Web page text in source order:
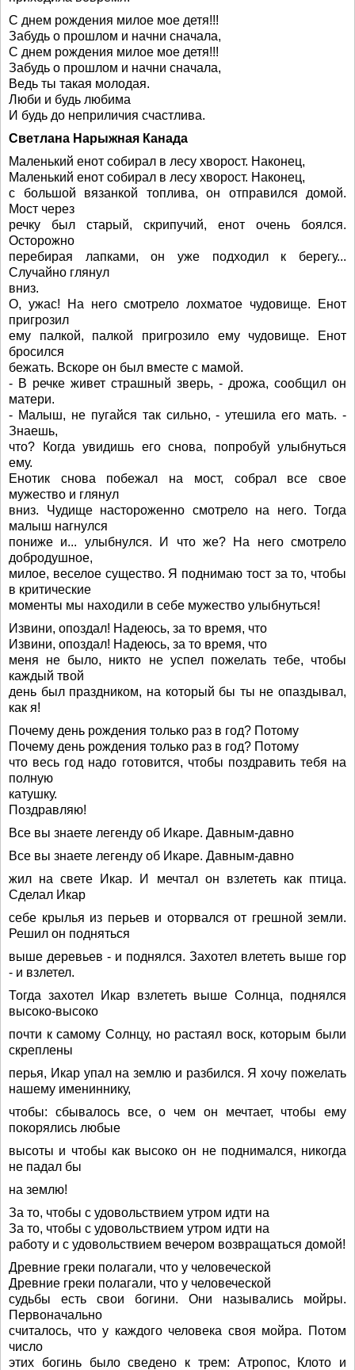
С днем рождения милое мое детя!!!
Забудь о прошлом и начни сначала,
С днем рождения милое мое детя!!!
Забудь о прошлом и начни сначала,
Ведь ты такая молодая.
Люби и будь любима
И будь до неприличия счастлива.
Светлана Нарыжная Канада
Маленький енот собирал в лесу хворост. Наконец,
Маленький енот собирал в лесу хворост. Наконец,
с большой вязанкой топлива, он отправился домой.
Мост через
речку был старый, скрипучий, енот очень боялся.
Осторожно
перебирая лапками, он уже подходил к берегу...
Случайно глянул
вниз.
О, ужас! На него смотрело лохматое чудовище. Енот
пригрозил
ему палкой, палкой пригрозило ему чудовище. Енот
бросился
бежать. Вскоре он был вместе с мамой.
- В речке живет страшный зверь, - дрожа, сообщил он
матери.
- Малыш, не пугайся так сильно, - утешила его мать. -
Знаешь,
что? Когда увидишь его снова, попробуй улыбнуться
ему.
Енотик снова побежал на мост, собрал все свое
мужество и глянул
вниз. Чудище настороженно смотрело на него. Тогда
малыш нагнулся
пониже и... улыбнулся. И что же? На него смотрело
добродушное,
милое, веселое существо. Я поднимаю тост за то, чтобы
в критические
моменты мы находили в себе мужество улыбнуться!
Извини, опоздал! Надеюсь, за то время, что
Извини, опоздал! Надеюсь, за то время, что
меня не было, никто не успел пожелать тебе, чтобы
каждый твой
день был праздником, на который бы ты не опаздывал,
как я!
Почему день рождения только раз в год? Потому
Почему день рождения только раз в год? Потому
что весь год надо готовится, чтобы поздравить тебя на
полную
катушку.
Поздравляю!
Все вы знаете легенду об Икаре. Давным-давно
Все вы знаете легенду об Икаре. Давным-давно
жил на свете Икар. И мечтал он взлететь как птица.
Сделал Икар
себе крылья из перьев и оторвался от грешной земли.
Решил он подняться
выше деревьев - и поднялся. Захотел влететь выше гор
- и взлетел.
Тогда захотел Икар взлететь выше Солнца, поднялся
высоко-высоко
почти к самому Солнцу, но растаял воск, которым были
скреплены
перья, Икар упал на землю и разбился. Я хочу пожелать
нашему имениннику,
чтобы: сбывалось все, о чем он мечтает, чтобы ему
покорялись любые
высоты и чтобы как высоко он не поднимался, никогда
не падал бы
на землю!
За то, чтобы с удовольствием утром идти на
За то, чтобы с удовольствием утром идти на
работу и с удовольствием вечером возвращаться домой!
Древние греки полагали, что у человеческой
Древние греки полагали, что у человеческой
судьбы есть свои богини. Они назывались мойры.
Первоначально
считалось, что у каждого человека своя мойра. Потом
число
этих богинь было сведено к трем: Атропос, Клото и